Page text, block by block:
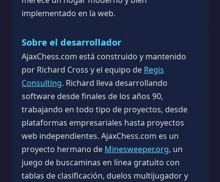
implementado en la web.
Sobre el desarrollador
AjaxChess.com está construido y mantenido
por Richard Cross y el equipo de Regis
Consulting. Richard lleva desarrollando
software desde finales de los años 90,
trabajando en todo tipo de proyectos, desde
plataformas empresariales hasta proyectos
web independientes. AjaxChess.com es un
proyecto hermano de Minesweeper.org, un
juego de buscaminas en línea gratuito con
tablas de clasificación, duelos multijugador y